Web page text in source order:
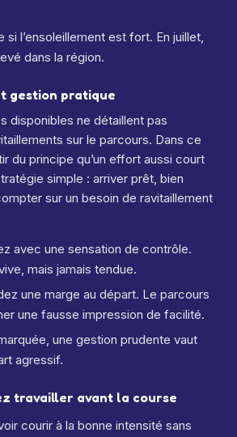
si l’ensoleillement est fort. En juillet,
dans la région.
gestion pratique
disponibles ne détaillent pas
sur le parcours. Dans ce
du principe qu’un effort aussi court
simple : arriver prêt, bien
sur un besoin de ravitaillement
avec une sensation de contrôle.
mais jamais tendue.
une marge au départ. Le parcours
une fausse impression de facilité.
une gestion prudente vaut
agressif.
travailler avant la course
courir à la bonne intensité sans